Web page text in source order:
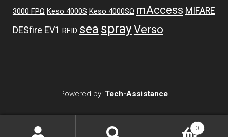
3000 FPΩ Keso 4000S Keso 4000SΩ mAccess MIFARE
DESfire EV1 RFID sea sprayVerso
Powered by: Tech-Assistance
0